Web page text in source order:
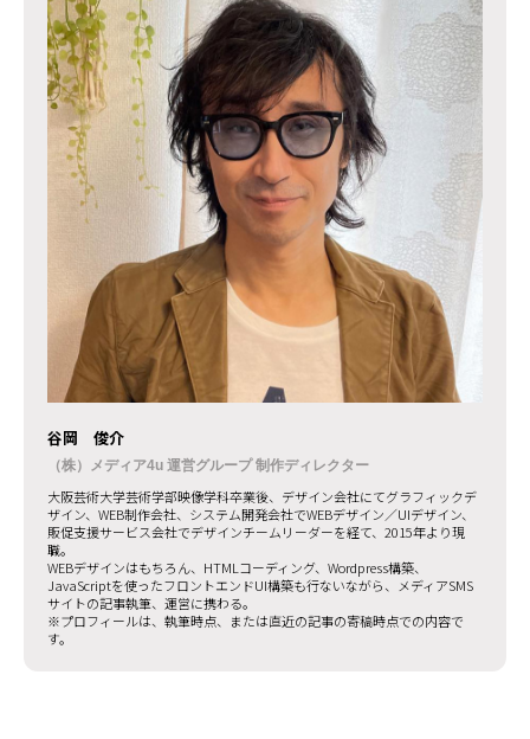
谷岡 俊介
（株）メディア4u 運営グループ 制作ディレクター
大阪芸術大学芸術学部映像学科卒業後、デザイン会社にてグラフィックデ
ザイン、WEB制作会社、システム開発会社でWEBデザイン／UIデザイン、
販促支援サービス会社でデザインチームリーダーを経て、2015年より現
職。
WEBデザインはもちろん、HTMLコーディング、Wordpress構築、
JavaScriptを使ったフロントエンドUI構築も行ないながら、メディアSMS
サイトの記事執筆、運営に携わる。
※プロフィールは、執筆時点、または直近の記事の寄稿時点での内容で
す。